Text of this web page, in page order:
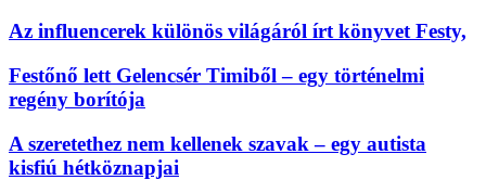
Az influencerek különös világáról írt könyvet Festy,
Festőnő lett Gelencsér Timiből – egy történelmi
regény borítója
A szeretethez nem kellenek szavak – egy autista
kisfiú hétköznapjai